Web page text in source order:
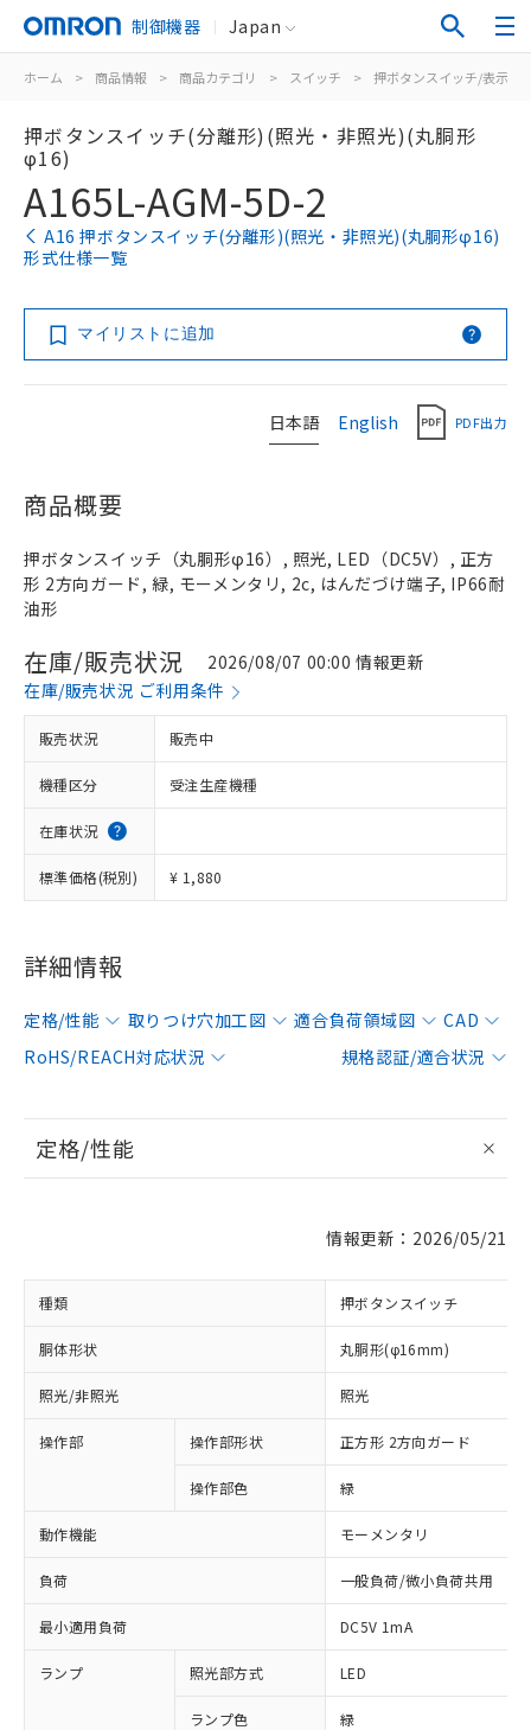
制御機器 Japan
ホーム > 商品情報 > 商品カテゴリ > スイッチ > 押ボタンスイッチ/表示灯
押ボタンスイッチ(分離形)(照光・非照光)(丸胴形
φ16)
A165L-AGM-5D-2
A16 押ボタンスイッチ(分離形)(照光・非照光)(丸胴形φ16)
形式仕様一覧
マイリストに追加
日本語 English PDF出力
商品概要
押ボタンスイッチ（丸胴形φ16）, 照光, LED（DC5V）, 正方
形 2方向ガード, 緑, モーメンタリ, 2c, はんだづけ端子, IP66耐
油形
在庫/販売状況
2026/08/07 00:00 情報更新
在庫/販売状況 ご利用条件
販売状況 販売中
機種区分 受注生産機種
在庫状況
標準価格(税別) ¥ 1,880
詳細情報
定格/性能 取りつけ穴加工図 適合負荷領域図
CAD
RoHS/REACH対応状況
規格認証/適合状況
定格/性能
情報更新：2026/05/21
種類 押ボタンスイッチ
胴体形状 丸胴形(φ16mm)
照光/非照光 照光
操作部 操作部形状 正方形 2方向ガード
操作部色 緑
動作機能 モーメンタリ
負荷 一般負荷/微小負荷共用
最小適用負荷 DC5V 1mA
ランプ 照光部方式 LED
ランプ色 緑